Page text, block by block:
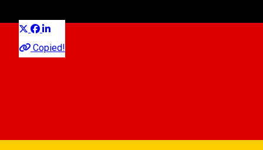
Copied!
Urmărește camerele web și vezi în timp real cum stă stratul
de zăpadă!
Păltiniș?